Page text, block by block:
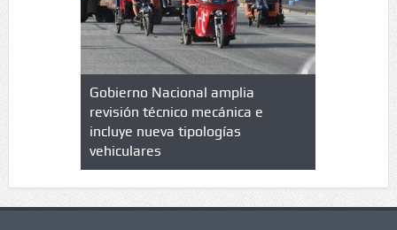
de
Gobierno Nacional amplia
revisión técnico mecánica e
incluye nueva tipologías
vehiculares